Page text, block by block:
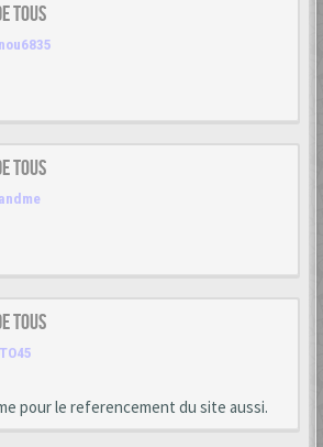
TOUS
TOUS
TOUS
pour le referencement du site aussi.